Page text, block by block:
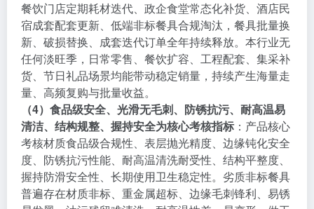
餐饮门店定期耗材迭代、政企食堂常态化补货、酒店民
宿成套配套更新、低端非标餐具合规淘汰，餐具批量换
新、破损替换、成套迭代订单全年持续释放。本行业无
任何淡旺季，日常零售、餐饮扩容、工程配套、集采补
货、节日礼品场景均能带动稳定销量，持续产生海量走
量、高频复购与批量收益。
（4）食品级安全、光滑无毛刺、防锈抗污、耐高温易
清洁、结构规整、握持安全为核心考核指标 ：产品核心
考核材质食品级合规性、表层抛光精度、边缘钝化安全
度、防锈抗污性能、耐高温清洗耐受性、结构平整度、
握持防滑安全性、长期使用卫生稳定性。劣质非标餐具
普遍存在材质非标、重金属超标、边缘毛刺锋利、易锈